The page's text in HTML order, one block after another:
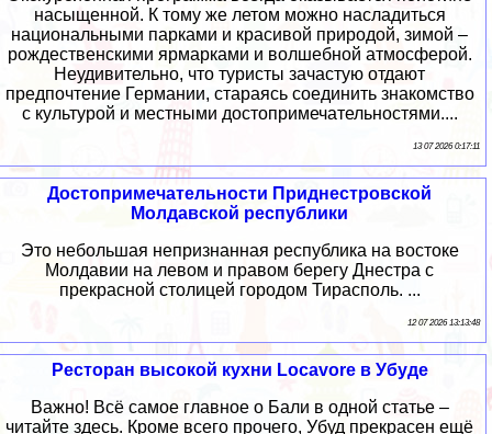
насыщенной. К тому же летом можно насладиться
национальными парками и красивой природой, зимой –
рождественскими ярмарками и волшебной атмосферой.
Неудивительно, что туристы зачастую отдают
предпочтение Германии, стараясь соединить знакомство
с культурой и местными достопримечательностями....
13 07 2026 0:17:11
Достопримечательности Приднестровской
Молдавской республики
Это небольшая непризнанная республика на востоке
Молдавии на левом и правом берегу Днестра с
прекрасной столицей городом Тирасполь. ...
12 07 2026 13:13:48
Ресторан высокой кухни Locavore в Убуде
Важно! Всё самое главное о Бали в одной статье –
читайте здесь. Кроме всего прочего, Убуд прекрасен ещё